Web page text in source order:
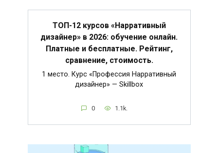
ТОП-12 курсов «Нарративный
дизайнер» в 2026: обучение онлайн.
Платные и бесплатные. Рейтинг,
сравнение, стоимость.
1 место. Курс «Профессия Нарративный
дизайнер» — Skillbox
0 1.1k.